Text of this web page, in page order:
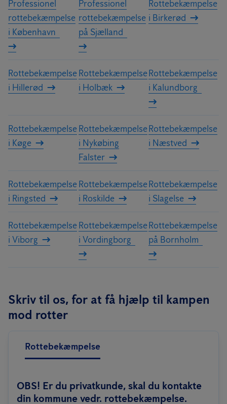
Professionel
rottebekæmpelse
i København
Professionel
rottebekæmpelse
på Sjælland
Rottebekæmpelse
i Birkerød
Rottebekæmpelse
i Hillerød
Rottebekæmpelse
i Holbæk
Rottebekæmpelse
i Kalundborg
Rottebekæmpelse
i Køge
Rottebekæmpelse
i Nykøbing
Falster
Rottebekæmpelse
i Næstved
Rottebekæmpelse
i Ringsted
Rottebekæmpelse
i Roskilde
Rottebekæmpelse
i Slagelse
Rottebekæmpelse
i Viborg
Rottebekæmpelse
i Vordingborg
Rottebekæmpelse
på Bornholm
Skriv til os, for at få hjælp til kampen
mod rotter
Rottebekæmpelse
OBS! Er du privatkunde, skal du kontakte
din kommune vedr. rottebekæmpelse.